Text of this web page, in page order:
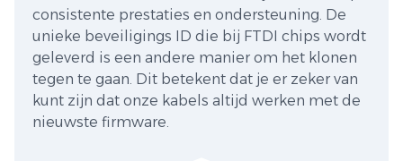
consistente prestaties en ondersteuning. De
unieke beveiligings ID die bij FTDI chips wordt
geleverd is een andere manier om het klonen
tegen te gaan. Dit betekent dat je er zeker van
kunt zijn dat onze kabels altijd werken met de
nieuwste firmware.